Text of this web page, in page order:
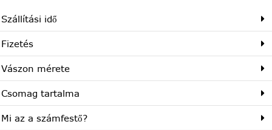
Szállítási idő
Fizetés
Vászon mérete
Csomag tartalma
Mi az a számfestő?